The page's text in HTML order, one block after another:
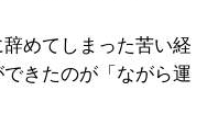
めてしまった苦い経
きたのが「ながら運